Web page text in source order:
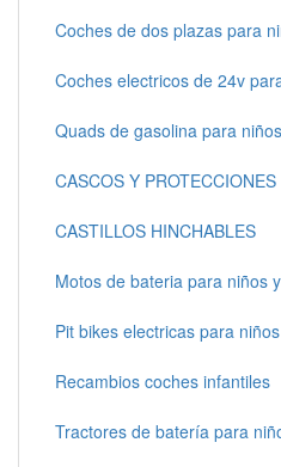
Coches de dos plazas para
Coches electricos de 24v
Quads de gasolina para niños
CASCOS Y
CASTILLOS HINCHABLES
Motos de bateria para niños
Pit bikes electricas para niños
Recambios coches infantiles
Tractores de batería para